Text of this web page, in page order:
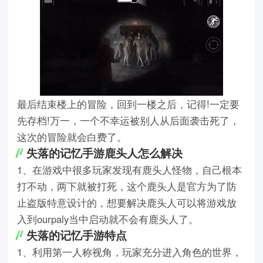
最后结束楼上的冒险，回到一楼之后，记得!一定要
先存档!万一，一个不幸运被别人从后面袭击死了，
这次的冒险就会白费了。
失落的记忆手游鹿头人怎么解决
1、在游戏中很多玩家发现有鹿头人怪物，自己根本
打不动，两下就被打死，这个鹿头人是官方为了防
止盗版特意设计的，想要解决鹿头人可以将游戏放
入到ourpaly当中启动就不会有鹿头人了。
失落的记忆手游特点
1、利用第一人称视角，玩家充分进入角色的世界，